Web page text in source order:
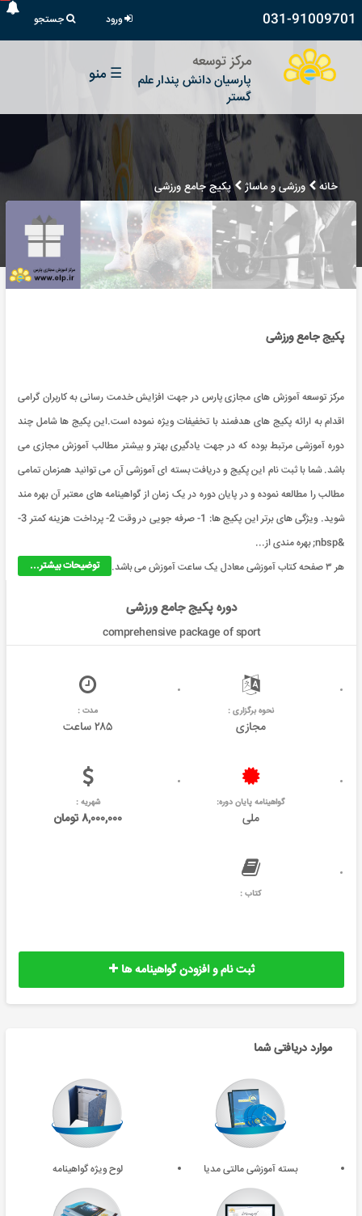
031-91009701 ورود جستجو
مرکز توسعه
پارسیان دانش پندار علم
گستر
☰ منو
خانه ورزشی و ماساژ پکیج جامع ورزشی
پکیج جامع ورزشی
مرکز توسعه آموزش های مجازی پارس در جهت افزایش خدمت رسانی به کاربران گرامی
اقدام به ارائه پکیج های هدفمند با تخفیفات ویژه نموده است.این پکیج ها شامل چند
دوره آموزشی مرتبط بوده که در جهت یادگیری بهتر و بیشتر مطالب آموزش مجازی می
باشد. شما با ثبت نام این پکیج و دریافت بسته ای آموزشی آن می توانید همزمان تمامی
مطالب را مطالعه نموده و در پایان دوره در یک زمان از گواهینامه های معتبر آن بهره مند
شوید. ویژگی های برتر این پکیج ها: 1- صرفه جویی در وقت 2- پرداخت هزینه کمتر 3-
&nbsp; بهره مندی از...
توضیحات بیشتر...
هر ۳ صفحه کتاب آموزشی معادل یک ساعت آموزش می باشد.
دوره پکیج جامع ورزشی
comprehensive package of sport
نحوه برگزاری :
مجازی
مدت :
۲۸۵ ساعت
گواهینامه پایان دوره:
ملی
شهریه :
۸,۰۰۰,۰۰۰ تومان
کتاب :
ثبت نام و افزودن گواهینامه ها
موارد دریافتی شما
بسته آموزشی مالتی مدیا لوح ویژه گواهینامه